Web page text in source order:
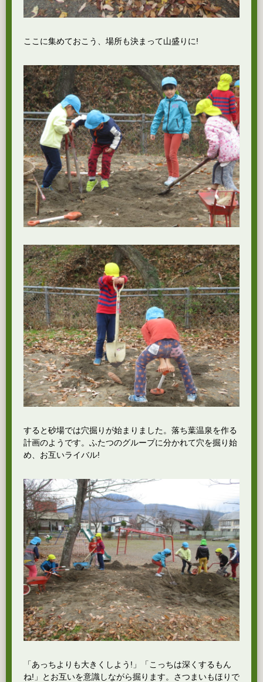
ここに集めておこう、場所も決まって山盛りに!
すると砂場では穴掘りが始まりました。落ち葉温泉を作る
計画のようです。ふたつのグループに分かれて穴を掘り始
め、お互いライバル!
「あっちよりも大きくしよう!」「こっちは深くするもん
ね!」とお互いを意識しながら掘ります。さつまいもほりで